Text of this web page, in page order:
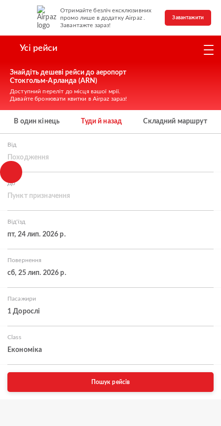
Отримайте безліч ексклюзивних
промо лише в додатку Airpaz .
Завантажте зараз!
Завантажити
Усі рейси
Знайдіть дешеві рейси до аеропорт
Стокгольм-Арланда (ARN)
Доступний переліт до місця вашої мрії.
Давайте бронювати квитки в Airpaz зараз!
В один кінець Туди й назад Складний маршрут
Від
Походження
До
Пункт призначення
Від'їзд
пт, 24 лип. 2026 р.
Повернення
сб, 25 лип. 2026 р.
Пасажири
1 Дорослі
Class
Економіка
Пошук рейсів